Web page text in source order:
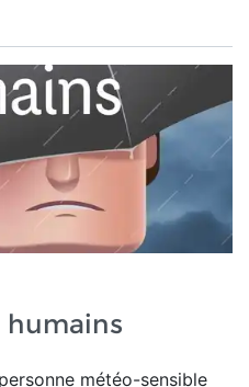
humains
météo-sensible